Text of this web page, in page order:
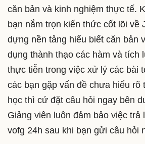
căn bản và kinh nghiệm thực tế.
bạn nắm trọn kiến thức cốt lõi về
dựng nền tảng hiểu biết căn bản
dụng thành thạo các hàm và tích
thực tiễn trong việc xử lý các bài
các bạn gặp vấn đề chưa hiểu rõ
học thì cứ đặt câu hỏi ngay bên
Giảng viên luôn đảm bảo việc trả
vofg 24h sau khi bạn gửi câu hỏi